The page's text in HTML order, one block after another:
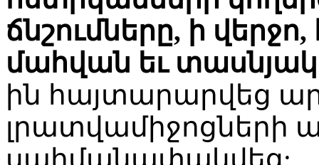
ճնշումները, ի
մահվան եւ
ին հայտարարվեց
լրատվամիջոցների